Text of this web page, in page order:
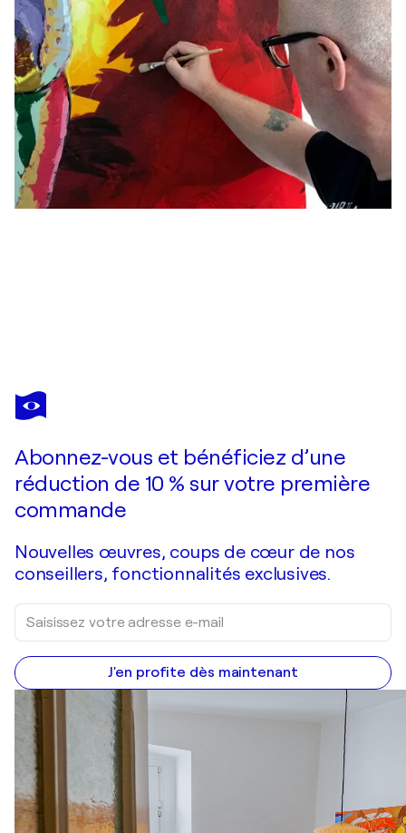
HOLGER MÜHLBAUER-GARDEMIN
David Bowie 2
Abonnez-vous et bénéficiez d’une
réduction de 10 % sur votre première
commande
Nouvelles œuvres, coups de cœur de nos
conseillers, fonctionnalités exclusives.
J'en profite dès maintenant